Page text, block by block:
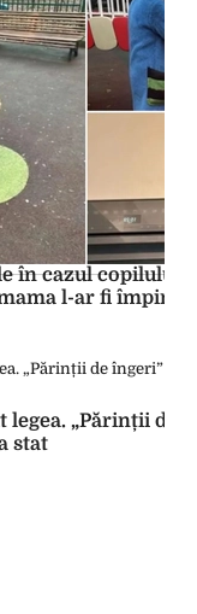
în cazul copilului
l-ar fi împins
„Părinții de
stat